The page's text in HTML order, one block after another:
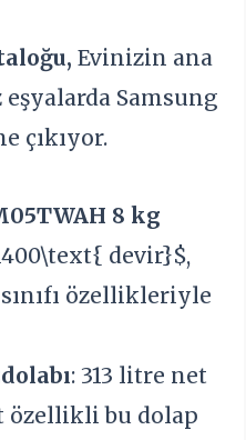
Evinizin ana
Samsung
çıkıyor.
8 kg
devir}$,
özellikleriyle
: 313 litre net
özellikli bu dolap